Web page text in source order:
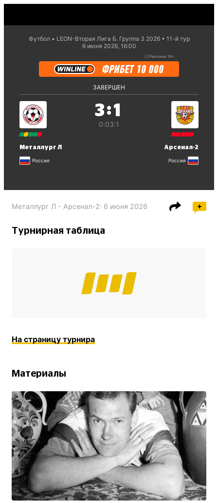
Футбол LEON-Вторая Лига Б. Группа 3 2026
11-й тур
6 июня 2026, 16:00
ⓘ Реклама 18+.
ЗАВЕРШЕН
Металлург Л
Россия
3:1
0:03:1
Арсенал-2
Россия
Металлург Л - Арсенал-2: 6 июня 2026
Турнирная таблица
На страницу турнира
Материалы